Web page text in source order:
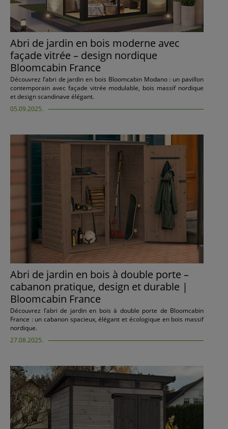
Abri de jardin en bois moderne avec
façade vitrée – design nordique
Bloomcabin France
Découvrez l’abri de jardin en bois Bloomcabin Modano : un pavillon
contemporain avec façade vitrée modulable, bois massif nordique
et design scandinave élégant.
05.09.2025.
Abri de jardin en bois à double porte –
cabanon pratique, design et durable |
Bloomcabin France
Découvrez l’abri de jardin en bois à double porte de Bloomcabin
France : un cabanon spacieux, élégant et écologique en bois massif
nordique.
27.08.2025.